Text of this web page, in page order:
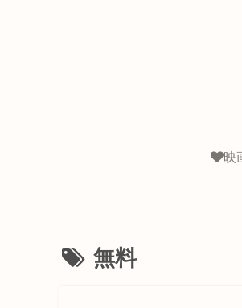
映
無料